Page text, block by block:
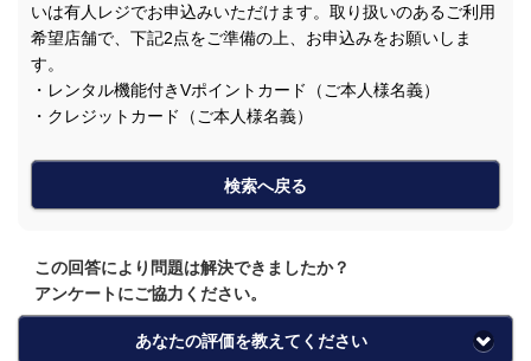
いは有人レジでお申込みいただけます。取り扱いのあるご利用
希望店舗で、下記2点をご準備の上、お申込みをお願いしま
す。
・レンタル機能付きVポイントカード（ご本人様名義）
・クレジットカード（ご本人様名義）
検索へ戻る
この回答により問題は解決できましたか？
アンケートにご協力ください。
あなたの評価を教えてください